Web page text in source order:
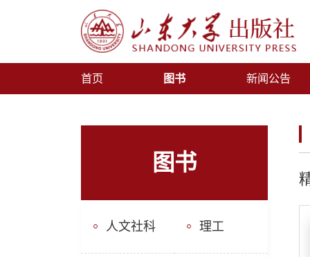
首页 图书 新闻公告
图书
人文社科 理工